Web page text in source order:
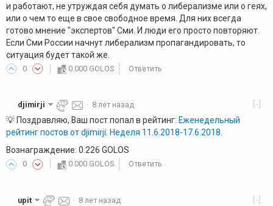
и работают, не утруждая себя думать о либерализме или о геях,
или о чем то еще в свое свободное время. Для них всегда
готово мнение "экспертов" Сми. И люди его просто повторяют.
Если Сми России начнут либерализм пропагандировать, то
ситуация будет такой же.
0 0.000 GOLOS Ответить
[-]
djimirji · 8 лет назад
💡 Поздравляю, Ваш пост попал в рейтинг: Еженедельный
рейтинг постов от djimirji. Неделя 11.6.2018-17.6.2018
Вознаграждение: 0.226 GOLOS
0 0.000 GOLOS Ответить
[-]
upit · 8 лет назад